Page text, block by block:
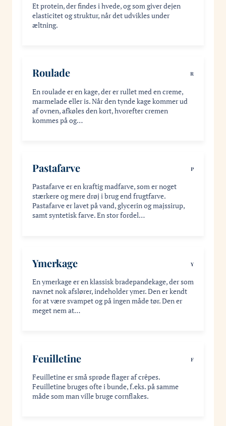
Et protein, der findes i hvede, og som giver dejen
elasticitet og struktur, når det udvikles under
æltning.
Roulade R
En roulade er en kage, der er rullet med en creme,
marmelade eller is. Når den tynde kage kommer ud
af ovnen, afkøles den kort, hvorefter cremen
kommes på og…
Pastafarve P
Pastafarve er en kraftig madfarve, som er noget
stærkere og mere drøj i brug end frugtfarve.
Pastafarve er lavet på vand, glycerin og majssirup,
samt syntetisk farve. En stor fordel…
Ymerkage Y
En ymerkage er en klassisk bradepandekage, der som
navnet nok afslører, indeholder ymer. Den er kendt
for at være svampet og på ingen måde tør. Den er
meget nem at…
Feuilletine F
Feuilletine er små sprøde flager af crêpes.
Feuilletine bruges ofte i bunde, f.eks. på samme
måde som man ville bruge cornflakes.